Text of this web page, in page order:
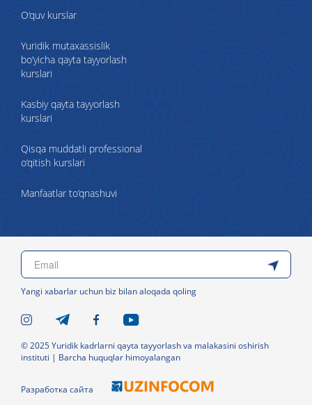
O‘quv kurslar
Yuridik mutaxassislik
bo‘yicha qayta tayyorlash
kurslari
Kasbiy qayta tayyorlash
kurslari
Qisqa muddatli professional
o‘qitish kurslari
Manfaatlar to‘qnashuvi
Yangi xabarlar uchun biz bilan aloqada qoling
© 2025 Yuridik kadrlarni qayta tayyorlash va malakasini oshirish
instituti | Barcha huquqlar himoyalangan
Разработка сайта